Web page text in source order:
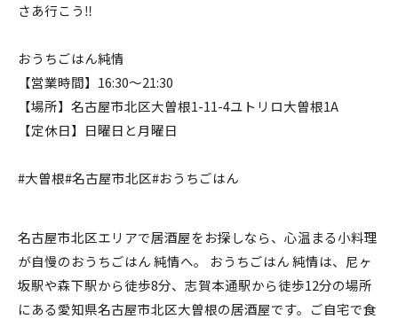
さあ行こう‼️
おうちごはん純情
【営業時間】16:30〜21:30
【場所】名古屋市北区大曽根1-11-4ユトリロ大曽根1A
【定休日】日曜日と月曜日
#大曽根#名古屋市北区#おうちごはん
名古屋市北区エリアで居酒屋をお探しなら、心温まる小料理
が自慢のおうちごはん 純情へ。 おうちごはん 純情は、尼ヶ
坂駅や森下駅から徒歩8分、志賀本通駅から徒歩12分の場所
にある愛知県名古屋市北区大曽根の居酒屋です。ご自宅で食